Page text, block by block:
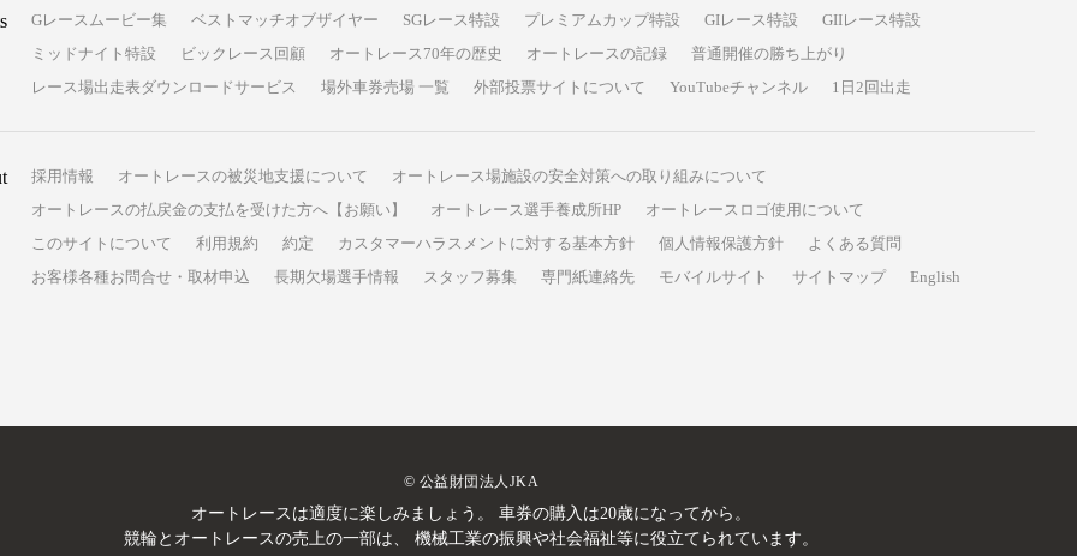
Gレースムービー集 ベストマッチオブザイヤー SGレース特設 プレミアムカップ特設 GIレース特設
GIIレース特設
ミッドナイト特設
ビックレース回顧 オートレース70年の歴史 オートレースの記録
普通開催の勝ち上がり
レース場出走表ダウンロードサービス
場外車券売場 一覧 外部投票サイトについて YouTubeチャンネル 1日2回出走
採用情報 オートレースの被災地支援について
オートレース場施設の安全対策への取り組みについて
オートレースの払戻金の支払を受けた方へ【お願い】
オートレース選手養成所HP
オートレースロゴ使用について
このサイトについて
利用規約 約定 カスタマーハラスメントに対する基本方針 個人情報保護方針
よくある質問
お客様各種お問合せ・取材申込
長期欠場選手情報 スタッフ募集 専門紙連絡先 モバイルサイト サイトマップ English
© 公益財団法人JKA
オートレースは適度に楽しみましょう。
車券の購入は20歳になってから。
競輪とオートレースの売上の一部は、
機械工業の振興や社会福祉等に役立てられています。